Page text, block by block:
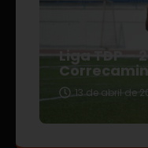
Liga TDP –
13 de abril de